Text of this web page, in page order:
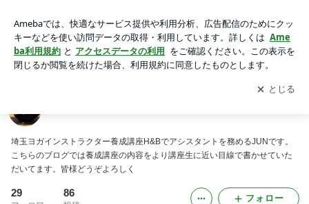
アプリをダウンロードして ブログの更新通知
を受け取りまし
ょう。
開く
埼玉ヨガインストラクター養成講座H&Bでアシスタントを務めるJUNです。
こちらのブログでは養成講座の内容をより講座生に近い目線で書かせていた
だいてます。皆様どうぞよろしく
29 86 フォロー